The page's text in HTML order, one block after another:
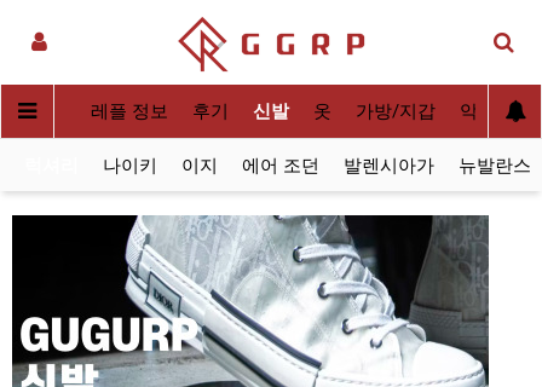
사[QC] 레플 정보 후기 신발 옷 가방/지갑 악세사리
나이키 이지 에어 조던 발렌시아가 뉴발란스